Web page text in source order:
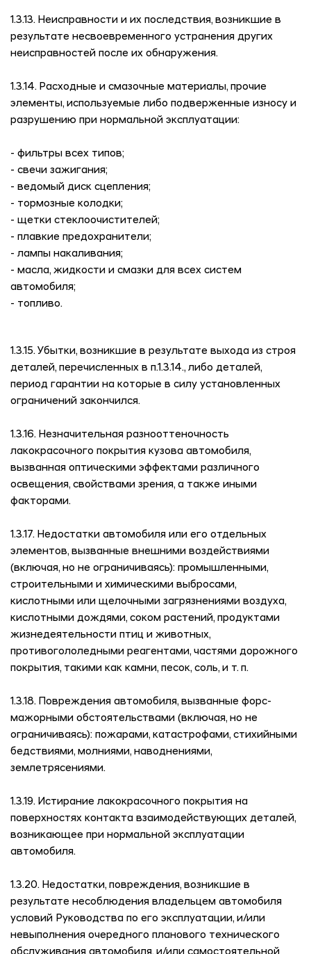
1.3.13. Неисправности и их последствия, возникшие в
результате несвоевременного устранения других
неисправностей после их обнаружения.
1.3.14. Расходные и смазочные материалы, прочие
элементы, используемые либо подверженные износу и
разрушению при нормальной эксплуатации:
- фильтры всех типов;
- свечи зажигания;
- ведомый диск сцепления;
- тормозные колодки;
- щетки стеклоочистителей;
- плавкие предохранители;
- лампы накаливания;
- масла, жидкости и смазки для всех систем
автомобиля;
- топливо.
1.3.15. Убытки, возникшие в результате выхода из строя
деталей, перечисленных в п.1.3.14., либо деталей,
период гарантии на которые в силу установленных
ограничений закончился.
1.3.16. Незначительная разнооттеночность
лакокрасочного покрытия кузова автомобиля,
вызванная оптическими эффектами различного
освещения, свойствами зрения, а также иными
факторами.
1.3.17. Недостатки автомобиля или его отдельных
элементов, вызванные внешними воздействиями
(включая, но не ограничиваясь): промышленными,
строительными и химическими выбросами,
кислотными или щелочными загрязнениями воздуха,
кислотными дождями, соком растений, продуктами
жизнедеятельности птиц и животных,
противогололедными реагентами, частями дорожного
покрытия, такими как камни, песок, соль, и т. п.
1.3.18. Повреждения автомобиля, вызванные форс-
мажорными обстоятельствами (включая, но не
ограничиваясь): пожарами, катастрофами, стихийными
бедствиями, молниями, наводнениями,
землетрясениями.
1.3.19. Истирание лакокрасочного покрытия на
поверхностях контакта взаимодействующих деталей,
возникающее при нормальной эксплуатации
автомобиля.
1.3.20. Недостатки, повреждения, возникшие в
результате несоблюдения владельцем автомобиля
условий Руководства по его эксплуатации, и/или
невыполнения очередного планового технического